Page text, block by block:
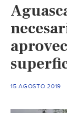
15 AGOSTO 2019